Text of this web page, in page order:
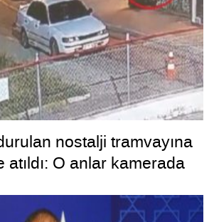
nostalji tramvayına
atıldı: O anlar kamerada